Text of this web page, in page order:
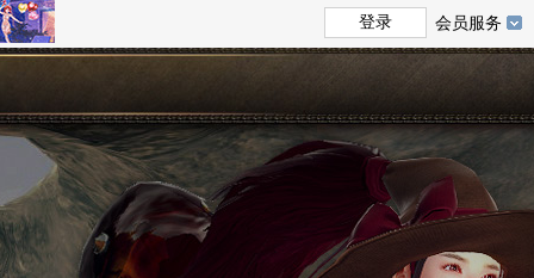
会员服务
化市场统一举报电话：12318
89989-162-9
沪B2-20040070-1
Reserverd.